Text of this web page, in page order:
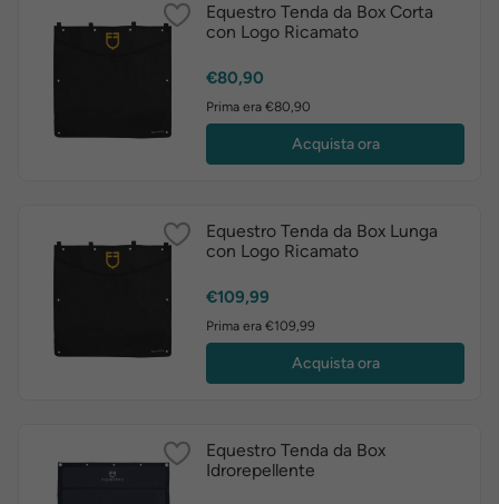
Equestro Tenda da Box Corta
con Logo Ricamato
Prezzo
€80,90
Prima era €80,90
Acquista ora
Equestro Tenda da Box Lunga
con Logo Ricamato
Prezzo
€109,99
Prima era €109,99
Acquista ora
Equestro Tenda da Box
Idrorepellente